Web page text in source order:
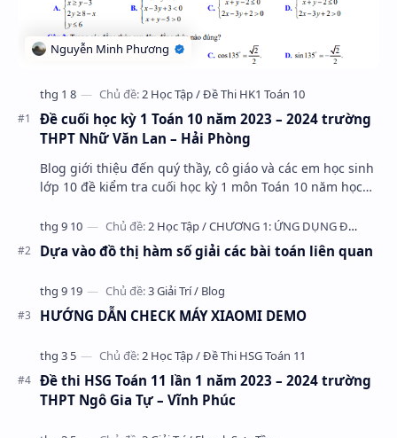
Đề cuối học kỳ 1 Toán 10 năm 2023 – 2024 trường
THPT Nhữ Văn Lan – Hải Phòng
Blog giới thiệu đến quý thầy, cô giáo và các em học sinh
lớp 10 đề kiểm tra cuối học kỳ 1 môn Toán 10 năm học
Dựa vào đồ thị hàm số giải các bài toán liên quan
HƯỚNG DẪN CHECK MÁY XIAOMI DEMO
Đề thi HSG Toán 11 lần 1 năm 2023 – 2024 trường
THPT Ngô Gia Tự – Vĩnh Phúc